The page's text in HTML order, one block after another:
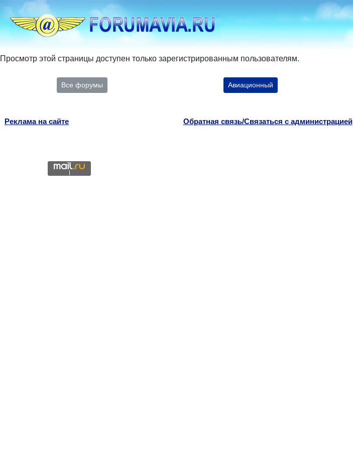
Просмотр этой страницы доступен только зарегистрированным пользователям.
Все форумы Авиационный
Реклама на сайте Обратная связь/Связаться с администрацией